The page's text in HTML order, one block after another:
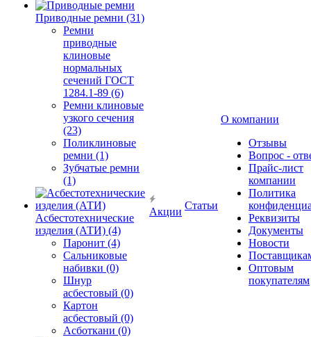
Приводные ремни (31)
Ремни
приводные
клиновые
нормальных
сечений ГОСТ
1284.1-89 (6)
Ремни клиновые
узкого сечения
(23)
Поликлиновые
ремни (1)
Зубчатые ремни
(1)
Асбестотехнические
изделия (АТИ) (4)
Паронит (4)
Сальниковые
набивки (0)
Шнур
асбестовый (0)
Картон
асбестовый (0)
Асботкани (0)
Акции
Статьи
О компании
Отзывы
Вопрос -
Прайс-лист
компании
Политика
Реквизиты
Документы
Новости
Оптовым
покупателям